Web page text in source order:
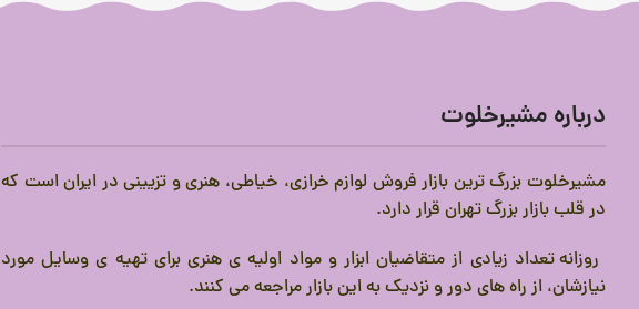
درباره مشیرخلوت
مشیرخلوت بزرگ ترین بازار فروش لوازم خرازی، خیاطی، هنری و تزیینی در ایران است که
در قلب بازار بزرگ تهران قرار دارد.
روزانه تعداد زیادی از متقاضیان ابزار و مواد اولیه ی هنری برای تهیه ی وسایل مورد
نیازشان، از راه های دور و نزدیک به این بازار مراجعه می کنند.